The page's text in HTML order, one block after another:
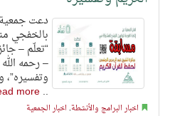
دعت جمعية
بالخفجي
“تعلّم –
– رحمه
وتفسيره”،
..
more
اخبار البرامج والأنشطة, اخبار الجمعية